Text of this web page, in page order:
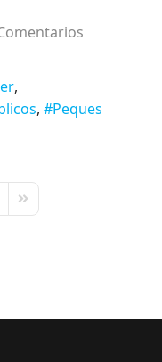
Peques
Page
Last Page